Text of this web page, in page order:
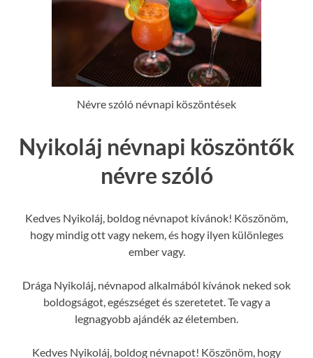
Névre szóló névnapi köszöntések
Nyikoláj névnapi köszöntők
névre szóló
Kedves Nyikoláj, boldog névnapot kívánok! Köszönöm,
hogy mindig ott vagy nekem, és hogy ilyen különleges
ember vagy.
Drága Nyikoláj, névnapod alkalmából kívánok neked sok
boldogságot, egészséget és szeretetet. Te vagy a
legnagyobb ajándék az életemben.
Kedves Nyikoláj, boldog névnapot! Köszönöm, hogy